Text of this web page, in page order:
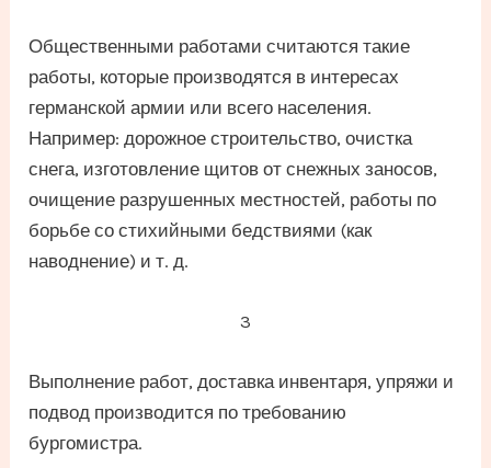
Общественными работами считаются такие
работы, которые производятся в интересах
германской армии или всего населения.
Например: дорожное строительство, очистка
снега, изготовление щитов от снежных заносов,
очищение разрушенных местностей, работы по
борьбе со стихийными бедствиями (как
наводнение) и т. д.
3
Выполнение работ, доставка инвентаря, упряжи и
подвод производится по требованию
бургомистра.